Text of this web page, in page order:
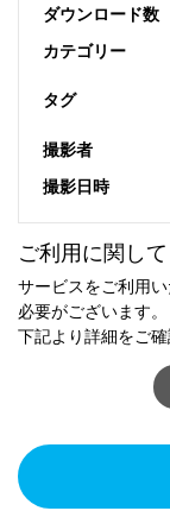
ダウンロード数
カテゴリー
タグ
撮影者
撮影日時
ご利用に関して
サービスをご利用
必要がございます。
下記より詳細をご